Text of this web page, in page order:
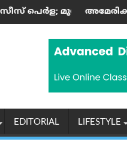
കലാസപര്യയ്ക്ക്
ജോലി ചെയ്യുന്ന
EDITORIAL LIFESTYLE